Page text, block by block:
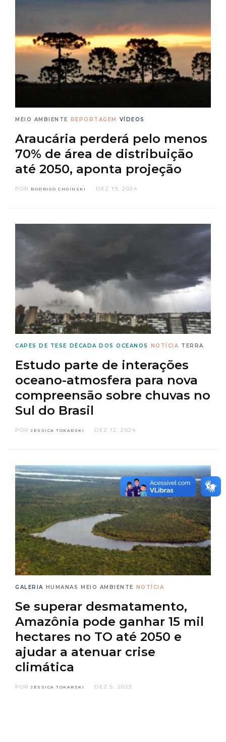
MEIO AMBIENTE REPORTAGEM VÍDEOS
Araucária perderá pelo menos
70% de área de distribuição
até 2050, aponta projeção
POR RODRIGO CHOINSKI DEZ 19, 2024
CAPES DE TESE DÉCADA DOS OCEANOS NOTÍCIA TERRA
Estudo parte de interações
oceano-atmosfera para nova
compreensão sobre chuvas no
Sul do Brasil
PORJÉSSICA TOKARSKI DEZ 12, 2024
GALERIA HUMANAS MEIO AMBIENTE NOTÍCIA
Se superar desmatamento,
Amazônia pode ganhar 15 mil
hectares no TO até 2050 e
ajudar a atenuar crise
climática
PORJÉSSICA TOKARSKI DEZ 5, 2023